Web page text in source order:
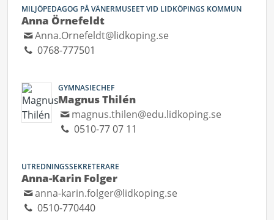
MILJÖPEDAGOG PÅ VÄNERMUSEET VID LIDKÖPINGS KOMMUN
Anna Örnefeldt
Anna.Ornefeldt@lidkoping.se
0768-777501
GYMNASIECHEF
Magnus Thilén
magnus.thilen@edu.lidkoping.se
0510-77 07 11
UTREDNINGSSEKRETERARE
Anna-Karin Folger
anna-karin.folger@lidkoping.se
0510-770440